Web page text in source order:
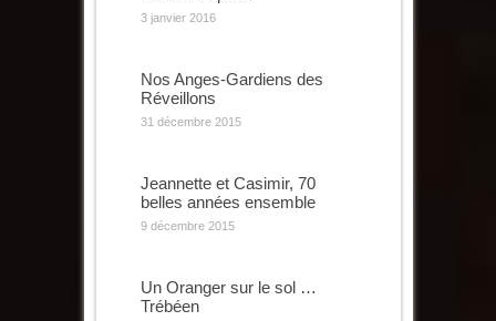
3 janvier 2016
Nos Anges-Gardiens des
Réveillons
31 décembre 2015
Jeannette et Casimir, 70
belles années ensemble
9 décembre 2015
Un Oranger sur le sol …
Trébéen